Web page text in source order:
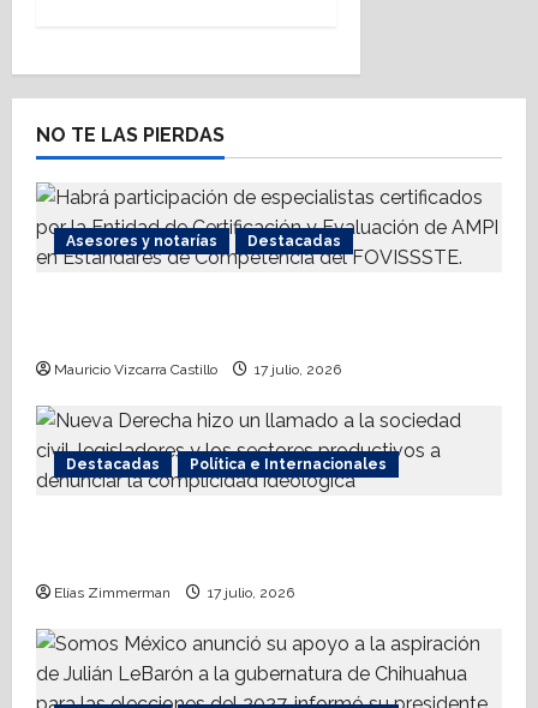
i
g
a
t
i
n
NO TE LAS PIERDAS
Asesores y notarías Destacadas
Mauricio Vizcarra Castillo 17 julio, 2026
Destacadas Política e Internacionales
Elías Zimmerman 17 julio, 2026